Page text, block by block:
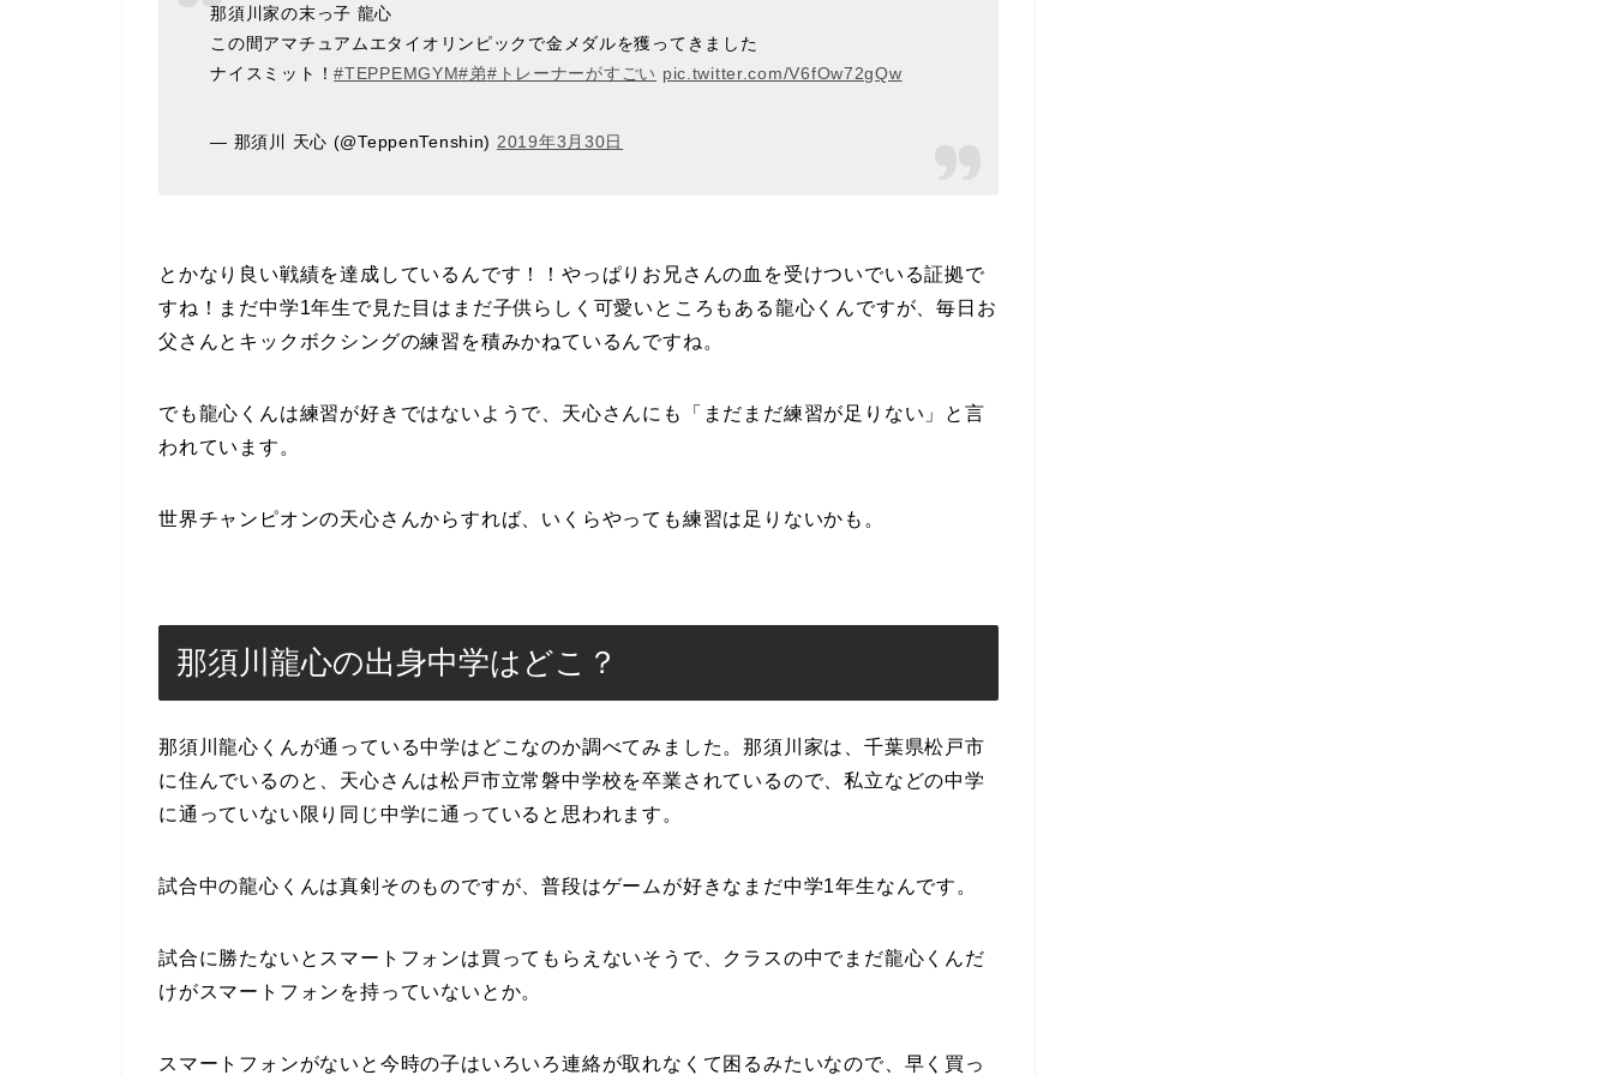
那須川家の末っ子 龍心
この間アマチュアムエタイオリンピックで金メダルを獲ってきました
ナイスミット！#TEPPEMGYM#弟#トレーナーがすごい pic.twitter.com/V6fOw72gQw
— 那須川 天心 (@TeppenTenshin) 2019年3月30日
とかなり良い戦績を達成しているんです！！やっぱりお兄さんの血を受けついでいる証拠で
すね！まだ中学1年生で見た目はまだ子供らしく可愛いところもある龍心くんですが、毎日お
父さんとキックボクシングの練習を積みかねているんですね。
でも龍心くんは練習が好きではないようで、天心さんにも「まだまだ練習が足りない」と言
われています。
世界チャンピオンの天心さんからすれば、いくらやっても練習は足りないかも。
那須川龍心の出身中学はどこ？
那須川龍心くんが通っている中学はどこなのか調べてみました。那須川家は、千葉県松戸市
に住んでいるのと、天心さんは松戸市立常磐中学校を卒業されているので、私立などの中学
に通っていない限り同じ中学に通っていると思われます。
試合中の龍心くんは真剣そのものですが、普段はゲームが好きなまだ中学1年生なんです。
試合に勝たないとスマートフォンは買ってもらえないそうで、クラスの中でまだ龍心くんだ
けがスマートフォンを持っていないとか。
スマートフォンがないと今時の子はいろいろ連絡が取れなくて困るみたいなので、早く買っ